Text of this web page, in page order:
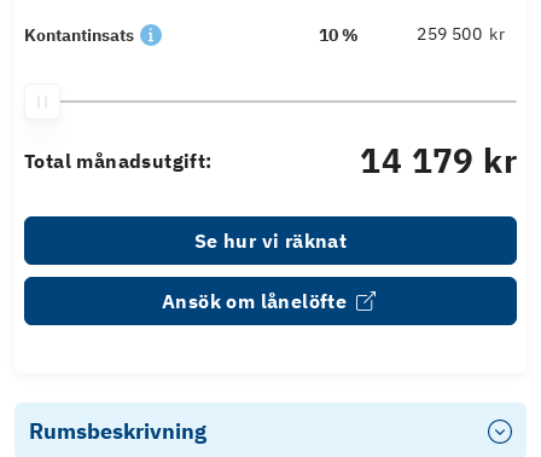
Kontantinsats 10 % kr
Total månadsutgift: 14 179 kr
Se hur vi räknat
Ansök om lånelöfte
Rumsbeskrivning